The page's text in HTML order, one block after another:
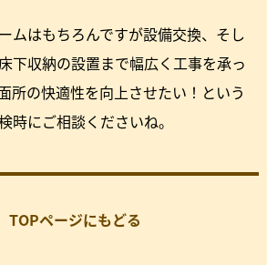
ムはもちろんですが設備交換、そし
下収納の設置まで幅広く工事を承っ
所の快適性を向上させたい！という
時にご相談くださいね。
TOPページにもどる